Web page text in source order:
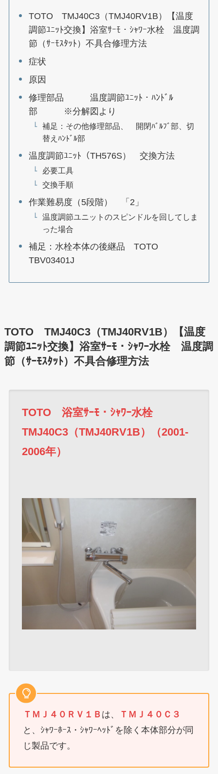
TOTO TMJ40C3（TMJ40RV1B）【温度
調節ﾕﾆｯﾄ交換】浴室ｻｰﾓ・ｼｬﾜｰ水栓 温度調
節（ｻｰﾓｽﾀｯﾄ）不具合修理方法
症状
原因
修理部品 温度調節ﾕﾆｯﾄ・ﾊﾝﾄﾞﾙ
部 ※分解図より
補足：その他修理部品、 開閉ﾊﾞﾙﾌﾞ部、切
替えﾊﾝﾄﾞﾙ部
温度調節ﾕﾆｯﾄ（TH576S） 交換方法
必要工具
交換手順
作業難易度（5段階） 「2」
温度調節ユニットのスピンドルを回してしま
った場合
補足：水栓本体の後継品 TOTO
TBV03401J
TOTO TMJ40C3（TMJ40RV1B）【温度
調節ﾕﾆｯﾄ交換】浴室ｻｰﾓ・ｼｬﾜｰ水栓 温度調
節（ｻｰﾓｽﾀｯﾄ）不具合修理方法
TOTO 浴室ｻｰﾓ・ｼｬﾜｰ水栓
TMJ40C3（TMJ40RV1B）（2001-
2006年）
ＴＭＪ４０ＲＶ１Ｂ は、
ＴＭＪ４０Ｃ３
と、ｼｬﾜｰﾎｰｽ・ｼｬﾜｰﾍｯﾄﾞを除く本体部分が同
じ製品です。